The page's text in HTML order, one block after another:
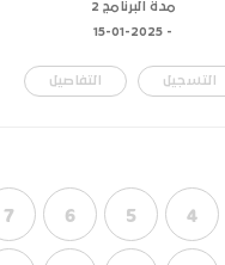
مدة البرنامج 2
-
15-01-2025
التسجيل التفاصيل
4
5
6
7